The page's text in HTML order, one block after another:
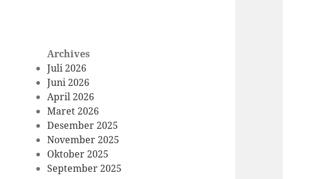
Archives
Juli 2026
Juni 2026
April 2026
Maret 2026
Desember 2025
November 2025
Oktober 2025
September 2025